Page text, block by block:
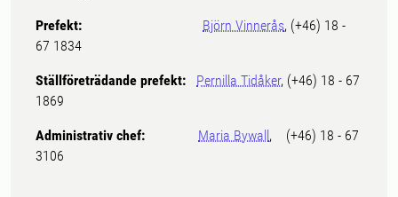
Prefekt: Björn Vinnerås, (+46) 18 -
67 1834
Ställföreträdande prefekt: Pernilla Tidåker, (+46) 18 - 67
1869
Administrativ chef: Maria Bywall, (+46) 18 - 67
3106